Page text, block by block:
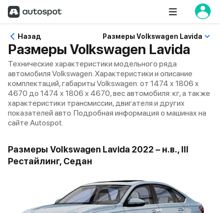
Назад Размеры Volkswagen Lavida
Размеры Volkswagen Lavida
Технические характеристики модельного ряда
автомобиля Volkswagen. Характеристики и описание
комплектаций, габариты Volkswagen: от 1474 x 1806 x
4670 до 1474 x 1806 x 4670, вес автомобиля: кг, а также
характеристики трансмиссии, двигателя и других
показателей авто. Подробная информация о машинах на
сайте Autospot.
Размеры Volkswagen Lavida 2022 – н.в., III
Рестайлинг, Седан